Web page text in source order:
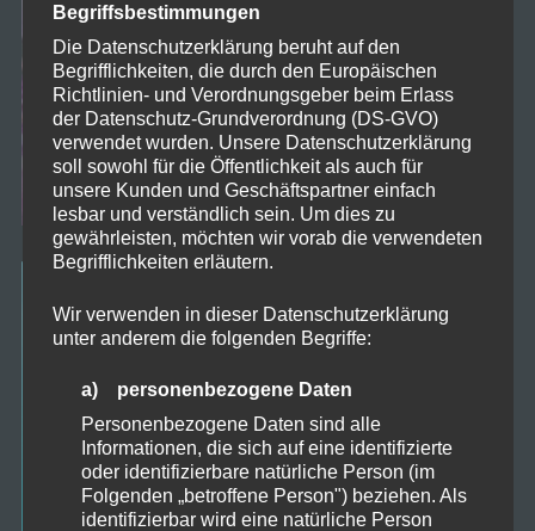
Begriffsbestimmungen
Die Datenschutzerklärung beruht auf den
Begrifflichkeiten, die durch den Europäischen
Richtlinien- und Verordnungsgeber beim Erlass
der Datenschutz-Grundverordnung (DS-GVO)
verwendet wurden. Unsere Datenschutzerklärung
soll sowohl für die Öffentlichkeit als auch für
unsere Kunden und Geschäftspartner einfach
lesbar und verständlich sein. Um dies zu
gewährleisten, möchten wir vorab die verwendeten
Begrifflichkeiten erläutern.
Wir verwenden in dieser Datenschutzerklärung
unter anderem die folgenden Begriffe:
a) personenbezogene Daten
Personenbezogene Daten sind alle
Informationen, die sich auf eine identifizierte
oder identifizierbare natürliche Person (im
Folgenden „betroffene Person") beziehen. Als
identifizierbar wird eine natürliche Person